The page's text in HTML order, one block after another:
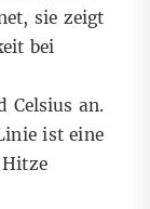
sie zeigt
bei
Celsius an.
ist eine
Hitze